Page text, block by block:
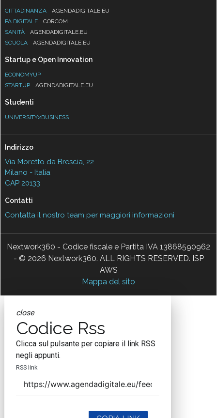
CITTADINANZA
AGENDADIGITALE.EU
PA DIGITALE
CORCOM
SANITÀ
AGENDADIGITALE.EU
SCUOLA
AGENDADIGITALE.EU
Startup e Open Innovation
ECONOMYUP
STARTUP
AGENDADIGITALE.EU
Studenti
UNIVERSITY2BUSINESS
Indirizzo
Via Moretto da Brescia, 22
Milano - Italia
CAP 20133
Contatti
Contatta il nostro team per maggiori informazioni
Nextwork360 - Codice fiscale e Partita IVA 13868590962
- © 2026 Nextwork360. ALL RIGHTS RESERVED. ISP
AWS
Mappa del sito
close
Codice Rss
Clicca sul pulsante per copiare il link RSS
negli appunti.
RSS link